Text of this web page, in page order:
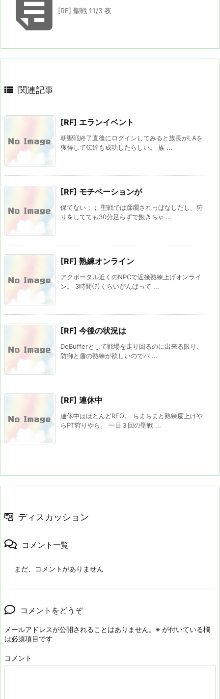
[RF] 聖戦 11/3 夜
 関連記事
[RF] エランイベント
朝聖戦終了直後にログインしてみると族長がLAを
獲得して伝達も成功したらしい。 族 ...
[RF] モチベーションが
保てない；； 聖戦では蹂躙されっぱなしだし、狩
りをしてても30分足らずで飽きちゃ ...
[RF] 熟練オンライン
アクポータル近くのNPCで近接熟練上げオンライ
ン。 3時間(?)くらいがんばって ...
[RF] 今後の状況は
DeBufferとして戦場を走り回るのに出来る限り、
防御と盾の熟練が欲しいのでバ ...
[RF] 連休中
連休中はほとんどRFO。 ちまちまと熟練度上げや
らPT狩りやら。 一日３回の聖戦 ...
ディスカッション
コメント一覧
まだ、コメントがありません
コメントをどうぞ
メールアドレスが公開されることはありません。 ※ が付いている欄
は必須項目です
コメント